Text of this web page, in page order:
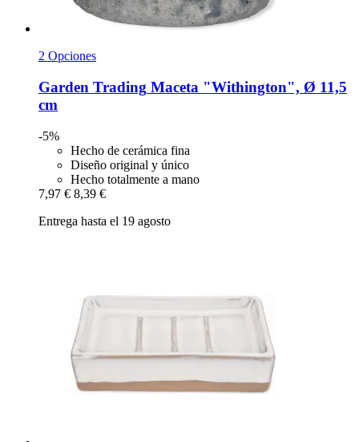
2 Opciones
Garden Trading Maceta "Withington", Ø 11,5
cm
-5%
Hecho de cerámica fina
Diseño original y único
Hecho totalmente a mano
7,97 € 8,39 €
Entrega hasta el 19 agosto